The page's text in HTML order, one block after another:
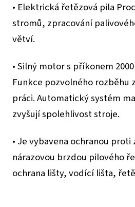
• Elektrická řetězová pila
stromů, zpracování
větví.
• Silný motor s příkonem
Funkce pozvolného rozběhu
práci. Automatický systém
zvyšují spolehlivost stroje.
• Je vybavena ochranou
nárazovou brzdou pilového
ochrana lišty, vodící lišta,